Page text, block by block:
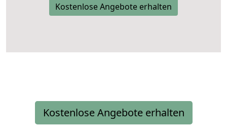
Kostenlose Angebote erhalten
Kostenlose Angebote erhalten